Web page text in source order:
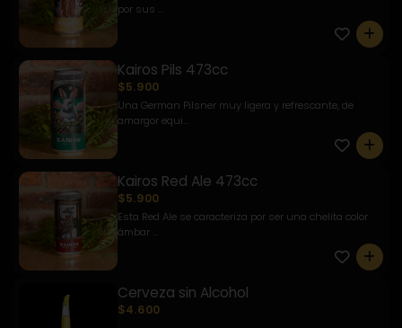
por sus ...
0
Kairos Pils 473cc
$5.900
Una German Pilsner muy ligera y refrescante, de
amargor equi...
0
Kairos Red Ale 473cc
$5.900
Esta Red Ale se caracteriza por ser una chelita color
ámbar ...
0
Cerveza sin Alcohol
$4.600